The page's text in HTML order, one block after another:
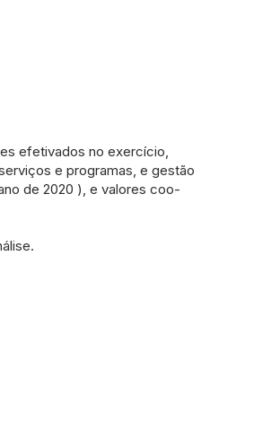
efetivados no exercício,
e programas, e gestão
de 2020 ), e valores coo-